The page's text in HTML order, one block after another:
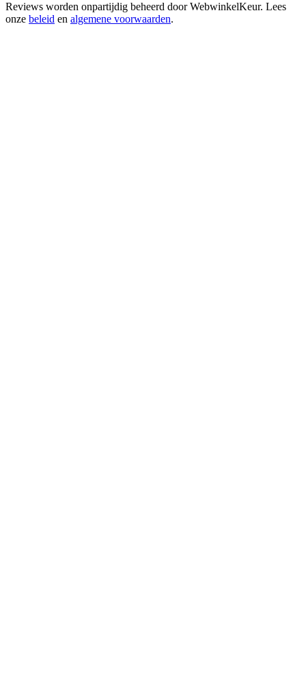
Reviews worden onpartijdig beheerd doorWebwinkelKeur. Lees
onze beleid en algemene voorwaarden.